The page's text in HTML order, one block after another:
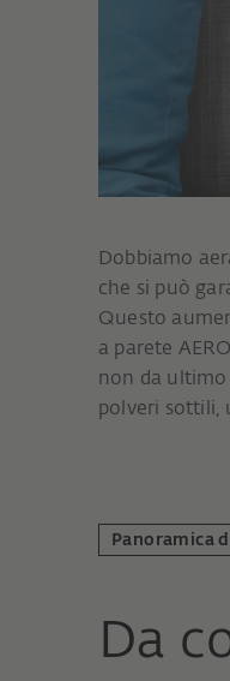
Dobbiamo
che si può
Questo
a parete
non da
polveri sottili,
Panoramica
Da